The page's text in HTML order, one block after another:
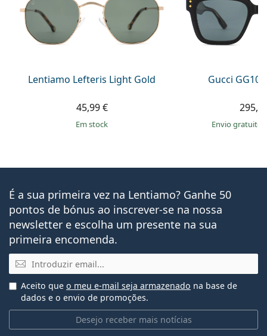
Lentiamo Lefteris Light Gold
45,99 €
em stock
Gucci
Envio gratuito
É a sua primeira vez na Lentiamo? Ganhe 50
pontos de bónus ao inscrever-se na nossa
newsletter e escolha um presente na sua
primeira encomenda.
Email
Desejo receber mais notícias
Aceito que o meu e-mail seja armazenado na base de
dados e o envio de promoções.